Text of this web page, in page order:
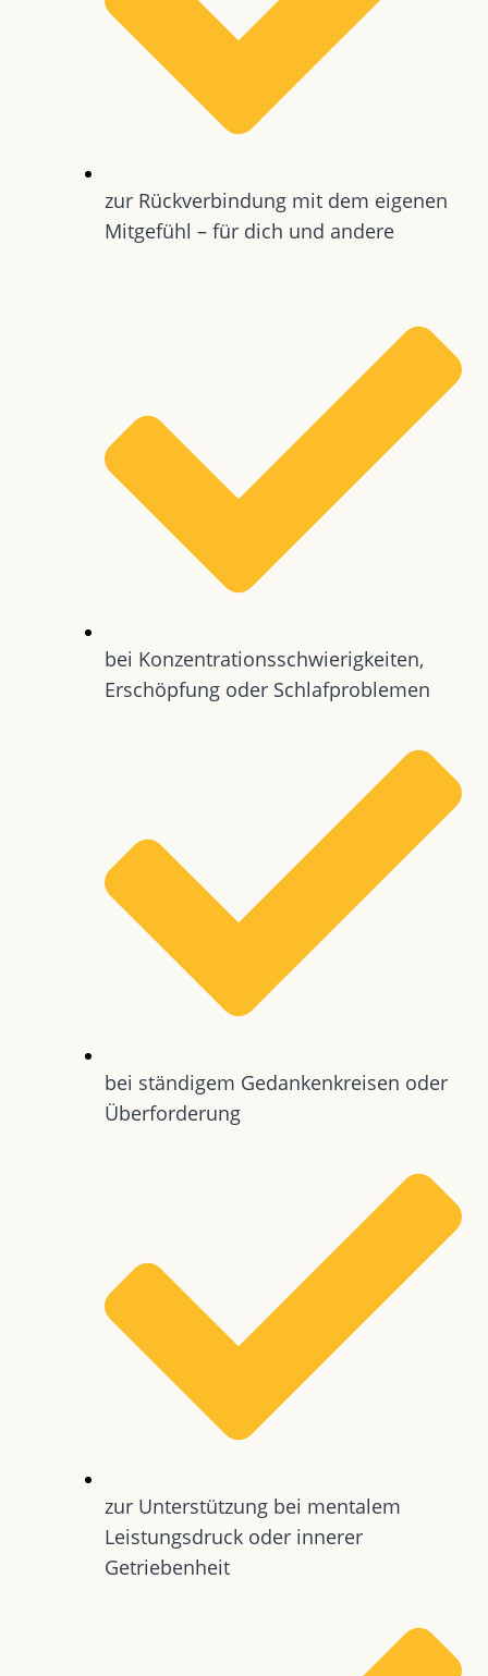
zur Rückverbindung mit dem eigenen
Mitgefühl – für dich und andere
bei Konzentrationsschwierigkeiten,
Erschöpfung oder Schlafproblemen
bei ständigem Gedankenkreisen oder
Überforderung
zur Unterstützung bei mentalem
Leistungsdruck oder innerer
Getriebenheit